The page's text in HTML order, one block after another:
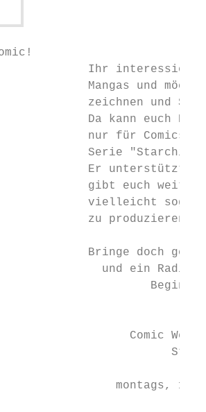
Ihr
Mangas und
zeichnen und
Da kann euch
nur für Comics,
Serie
Er unterstützt
gibt euch
vielleicht
zu produzieren.
Bringe doch
und ein
Beginn
Comic
montags,